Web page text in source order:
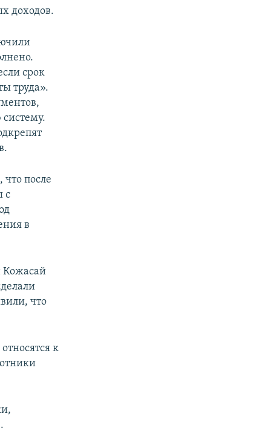
доходов.
срок
труда».
после
с
в
Кожасай
что
к